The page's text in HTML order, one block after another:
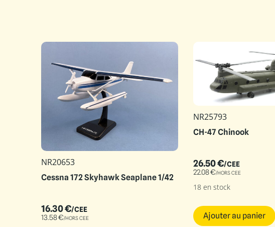
NR20653
Cessna 172 Skyhawk Seaplane 1/42
16.30€/CEE
13.58€/HORS CEE
NR25793
CH-47 Chinook
26.50€/CEE
22.08€/HORS CEE
18 en stock
Ajouter au panier